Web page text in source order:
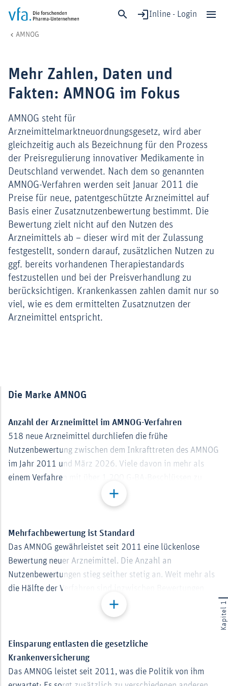
Inline - Login
Forschung & Entwicklung
Gesundheit & Versorgung
Wirtschaft & Standort
Verband & Mitglieder
Mitglied werden!
Medien
AMNOG
Mehr Zahlen, Daten und
Fakten: AMNOG im Fokus
AMNOG steht für
Arzneimittelmarktneuordnungsgesetz, wird aber
gleichzeitig auch als Bezeichnung für den Prozess
der Preisregulierung innovativer Medikamente in
Deutschland verwendet. Nach dem so genannten
AMNOG-Verfahren werden seit Januar 2011 die
Preise für neue, patentgeschützte Arzneimittel auf
Basis einer Zusatznutzenbewertung bestimmt. Die
Bewertung zielt nicht auf den Nutzen des
Arzneimittels ab – dieser wird mit der Zulassung
festgestellt, sondern darauf, zusätzlichen Nutzen zu
ggf. bereits vorhandenen Therapiestandards
festzustellen und bei der Preisverhandlung zu
berücksichtigen. Krankenkassen zahlen damit nur so
viel, wie es dem ermittelten Zusatznutzen der
Arzneimittel entspricht.
Die Marke AMNOG
Anzahl der Arzneimittel im AMNOG-Verfahren
518 neue Arzneimittel durchliefen die frühe
Nutzenbewertung zwischen dem Inkrafttreten des AMNOG
im Jahr 2011 und März 2026. Viele davon in mehr als
einem Verfahren mit über 1.200 G-BA-Beschlüssen zu
mehr als 2.000 Patientengruppen.
Mehrfachbewertung ist Standard
Das AMNOG gewährleistet seit 2011 eine lückenlose
Bewertung neuer Arzneimittel. Die Anzahl an
Nutzenbewertungen stieg seither stetig an. Weit mehr als
die Hälfte der Verfahren sind inzwischen Bewertungen
nach Befristungen (9 %) oder für neue
Anwendungsgebiete (49 %). Eine kontinuierliche
Der Anteil der Erstbewertungen lag zuletzt nur noch bei
42 %.
Download
Einsparung entlasten die gesetzliche
Krankenversicherung
Das AMNOG leistet seit 2011, was die Politik von ihm